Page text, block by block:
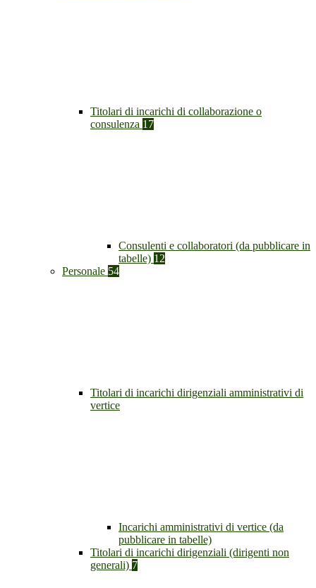
Titolari di incarichi di collaborazione o
consulenza 17
Consulenti e collaboratori (da pubblicare in
tabelle) 12
Personale 54
Titolari di incarichi dirigenziali amministrativi di
vertice
Incarichi amministrativi di vertice (da
pubblicare in tabelle)
Titolari di incarichi dirigenziali (dirigenti non
generali) 7